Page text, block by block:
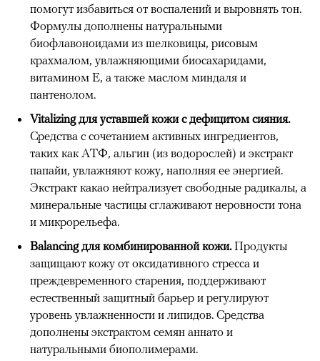
помогут избавиться от воспалений и выровнять тон.
Формулы дополнены натуральными
биофлавоноидами из шелковицы, рисовым
крахмалом, увлажняющими биосахаридами,
витамином Е, а также маслом миндаля и
пантенолом.
Vitalizing для уставшей кожи с дефицитом сияния.
Средства с сочетанием активных ингредиентов,
таких как АТФ, альгин (из водорослей) и экстракт
папайи, увлажняют кожу, наполняя ее энергией.
Экстракт какао нейтрализует свободные радикалы, а
минеральные частицы сглаживают неровности тона
и микрорельефа.
Balancing для комбинированной кожи.Продукты
защищают кожу от оксидативного стресса и
преждевременного старения, поддерживают
естественный защитный барьер и регулируют
уровень увлажненности и липидов. Средства
дополнены экстрактом семян аннато и
натуральными биополимерами.